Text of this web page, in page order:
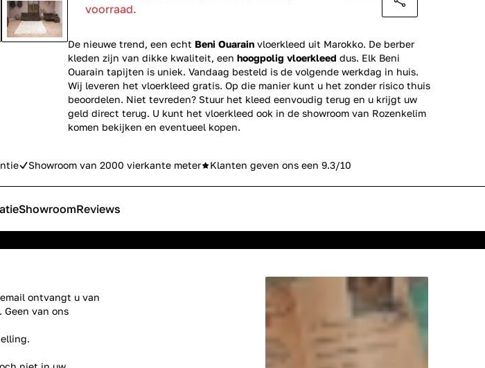
voorraad.
De nieuwe trend, een echt Beni Ouarain vloerkleed uit Marokko. De berber
kleden zijn van dikke kwaliteit, een hoogpolig vloerkleed dus. Elk Beni
Ouarain tapijten is uniek. Vandaag besteld is de volgende werkdag in huis.
Wij leveren het vloerkleed gratis. Op die manier kunt u het zonder risico thuis
beoordelen. Niet tevreden? Stuur het kleed eenvoudig terug en u krijgt uw
geld direct terug. U kunt het vloerkleed ook in de showroom van Rozenkelim
komen bekijken en eventueel kopen.
Showroom van 2000 vierkante meter Klanten geven ons een 9.3/10
ShowroomReviews
ontvangt u van
van ons